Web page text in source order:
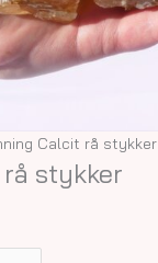
Calcit rå stykker
stykker